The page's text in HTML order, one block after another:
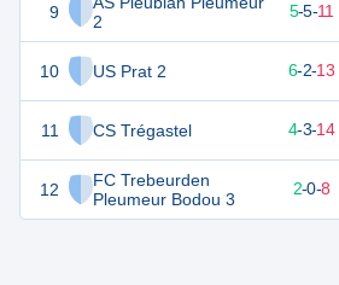
9
2
10 US Prat 2
11 CS Trégastel
12
FC Trebeurden
Pleumeur Bodou 3
20 21 5-5-11
6-2-13
4-3-14
2-0-8